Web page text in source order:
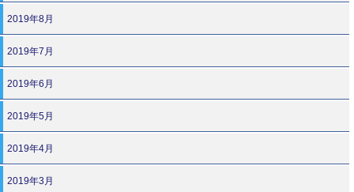
2019年8月
2019年7月
2019年6月
2019年5月
2019年4月
2019年3月